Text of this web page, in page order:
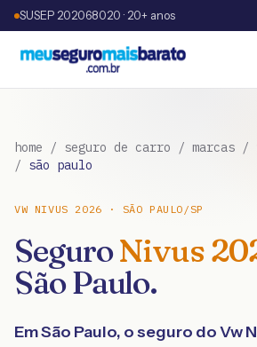
SUSEP 202068020 · 20+ anos
home / seguro de carro / marcas /
/ são paulo
VW NIVUS 2026 · SÃO PAULO /SP
SeguroNivus
São Paulo.
EmSão Paulo, o seguro doVw